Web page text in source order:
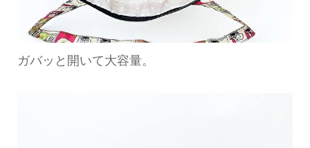
ガバッと開いて大容量。